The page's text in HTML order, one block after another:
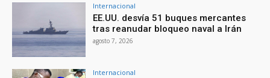
Internacional
EE.UU. desvía 51 buques mercantes
tras reanudar bloqueo naval a Irán
agosto 7, 2026
Internacional